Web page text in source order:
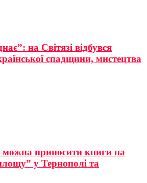
на Світязі відбувся
спадщини, мистецтва
можна приносити книги на
у Тернополі та